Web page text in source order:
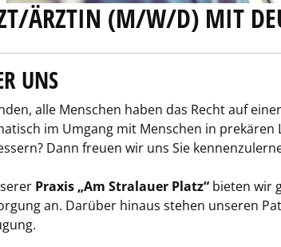
ÄRZTIN (M/W/D) MIT
UNS
alle Menschen haben das Recht auf
im Umgang mit Menschen in
Dann freuen wir uns Sie
Praxis „Am Stralauer Platz“ bieten wir
an. Darüber hinaus stehen unseren